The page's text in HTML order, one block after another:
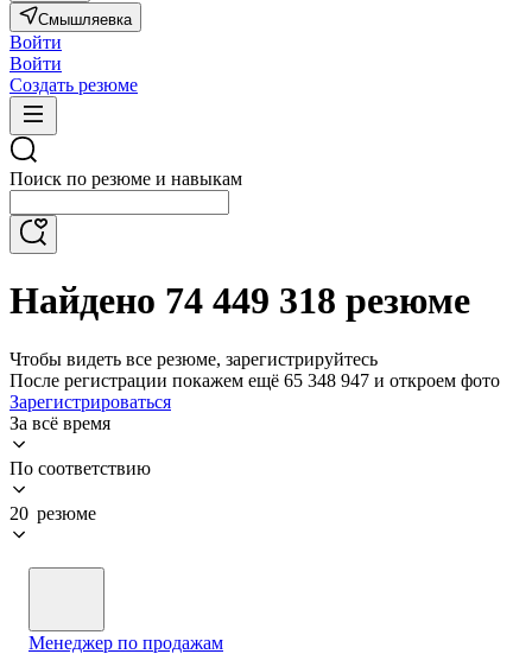
Смышляевка
Войти
Войти
Создать резюме
Поиск по резюме и навыкам
Найдено 74 449 318 резюме
Чтобы видеть все резюме, зарегистрируйтесь
После регистрации покажем ещё 65 348 947 и откроем фото
Зарегистрироваться
За всё время
По соответствию
20 резюме
Менеджер по продажам